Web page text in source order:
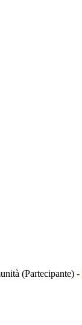
(Partecipante) -